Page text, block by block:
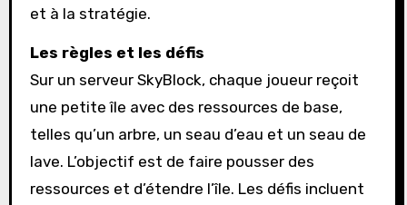
et à la stratégie.
Les règles et les défis
Sur un serveur SkyBlock, chaque joueur reçoit
une petite île avec des ressources de base,
telles qu’un arbre, un seau d’eau et un seau de
lave. L’objectif est de faire pousser des
ressources et d’étendre l’île. Les défis incluent